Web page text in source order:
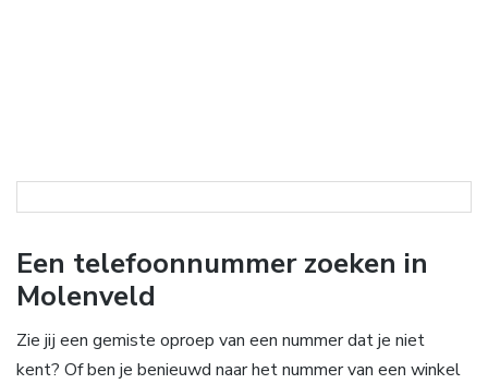
Een telefoonnummer zoeken in
Molenveld
Zie jij een gemiste oproep van een nummer dat je niet
kent? Of ben je benieuwd naar het nummer van een winkel